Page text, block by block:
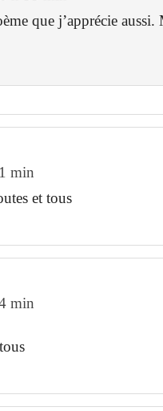
que j’apprécie aussi.
min
et tous
min